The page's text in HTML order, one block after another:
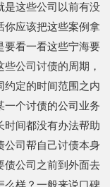
是这些公司以前有没
你应该把这些案例拿
要看一看这些宁海要
公司讨债的周期，
约定的时间范围之内
一个讨债的公司业务
时间都没有办法帮助
公司帮自己讨债本身
债公司之前到外面去